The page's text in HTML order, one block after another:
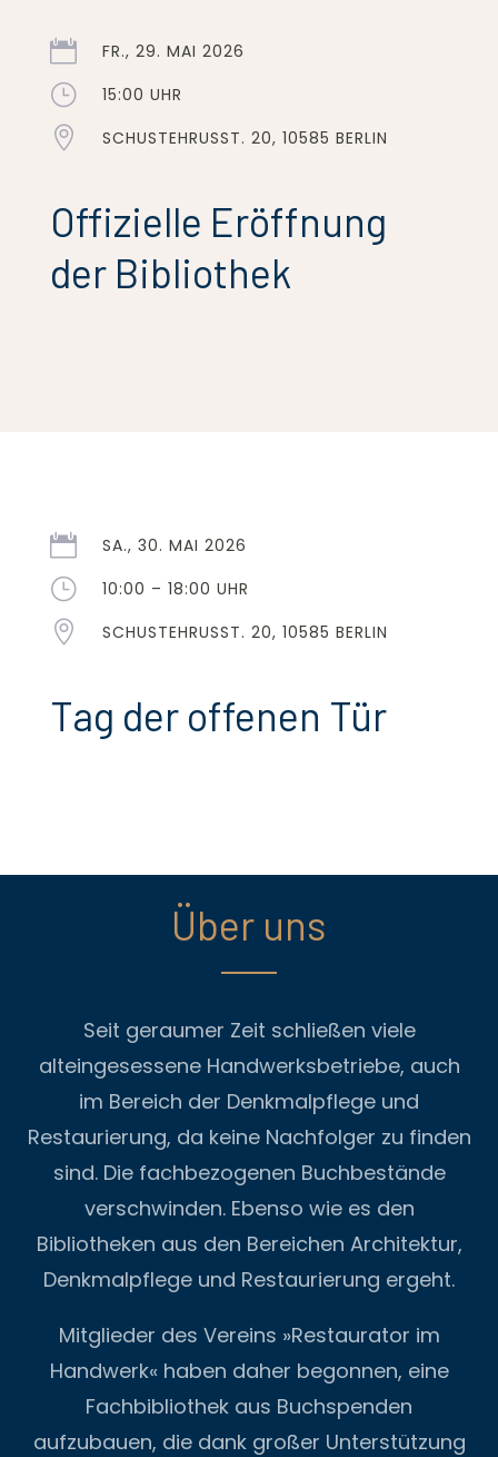
 FR., 29. MAI 2026
} 15:00 UHR
 SCHUSTEHRUSST. 20, 10585 BERLIN
Offizielle Eröffnung
der Bibliothek
 SA., 30. MAI 2026
} 10:00 – 18:00 UHR
 SCHUSTEHRUSST. 20, 10585 BERLIN
Tag der offenen Tür
Über uns
Seit geraumer Zeit schließen viele
alteingesessene Handwerksbetriebe, auch
im Bereich der Denkmalpflege und
Restaurierung, da keine Nachfolger zu finden
sind. Die fachbezogenen Buchbestände
verschwinden. Ebenso wie es den
Bibliotheken aus den Bereichen Architektur,
Denkmalpflege und Restaurierung ergeht.
Mitglieder des Vereins »Restaurator im
Handwerk« haben daher begonnen, eine
Fachbibliothek aus Buchspenden
aufzubauen, die dank großer Unterstützung